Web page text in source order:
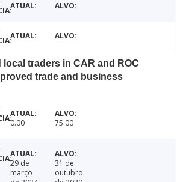
traders in CAR and ROC
trade and business
0.00 75.00
29 de
março
31 de
outubro